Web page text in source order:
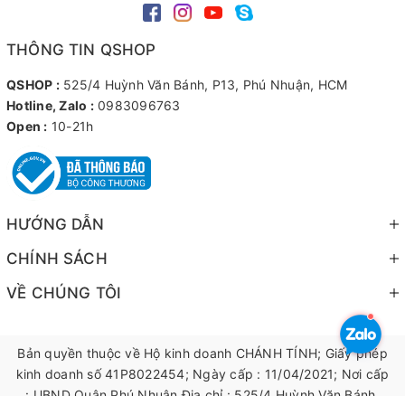
THÔNG TIN QSHOP
QSHOP : 525/4 Huỳnh Văn Bánh, P13, Phú Nhuận, HCM
Hotline, Zalo : 0983096763
Open : 10-21h
HƯỚNG DẪN
CHÍNH SÁCH
VỀ CHÚNG TÔI
Bản quyền thuộc về Hộ kinh doanh CHÁNH TÍNH; Giấy phép
kinh doanh số 41P8022454; Ngày cấp : 11/04/2021; Nơi cấp